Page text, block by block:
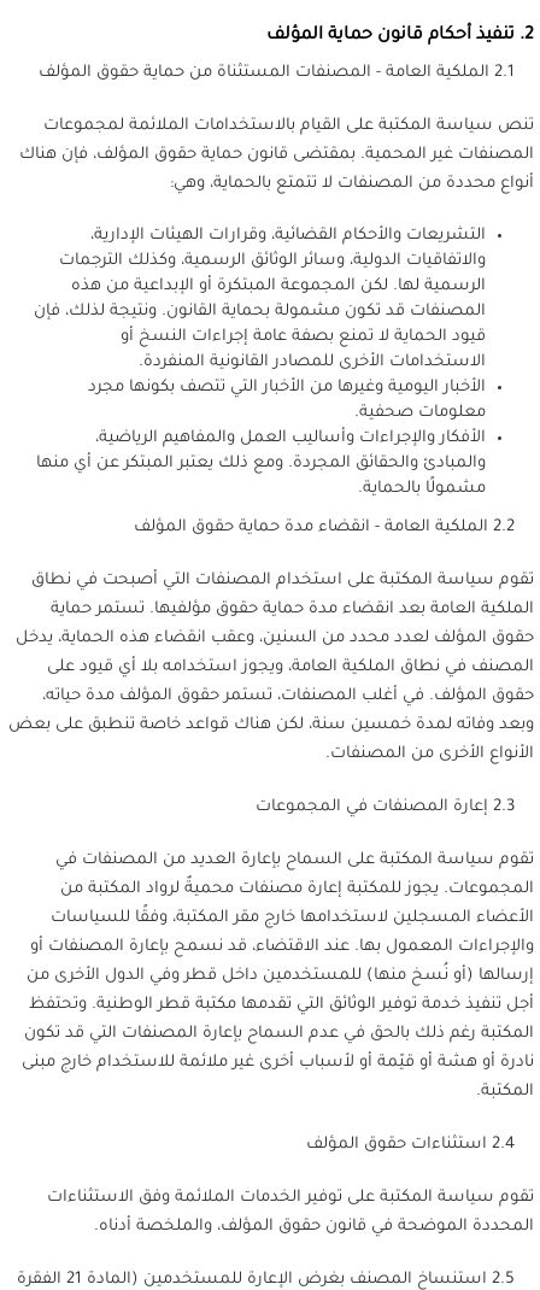
2. تنفيذ أحكام قانون حماية المؤلف
تنص سياسة المكتبة على القيام بالاستخدامات الملائمة لمجموعات
المصنفات غير المحمية. بمقتضى قانون حماية حقوق المؤلف، فإن هناك
أنواع محددة من المصنفات لا تتمتع بالحماية، وهي:
التشريعات والأحكام القضائية، وقرارات الهيئات الإدارية،
والاتفاقيات الدولية، وسائر الوثائق الرسمية، وكذلك الترجمات
الرسمية لها. لكن المجموعة المبتكرة أو الإبداعية من هذه
المصنفات قد تكون مشمولة بحماية القانون. ونتيجة لذلك، فإن
قيود الحماية لا تمنع بصفة عامة إجراءات النسخ أو
الاستخدامات الأخرى للمصادر القانونية المنفردة.
الأخبار اليومية وغيرها من الأخبار التي تتصف بكونها مجرد
معلومات صحفية.
الأفكار والإجراءات وأساليب العمل والمفاهيم الرياضية،
والمبادئ والحقائق المجردة. ومع ذلك يعتبر المبتكر عن أي منها
مشمولًا بالحماية.
تقوم سياسة المكتبة على استخدام المصنفات التي أصبحت في نطاق
الملكية العامة بعد انقضاء مدة حماية حقوق مؤلفيها. تستمر حماية
حقوق المؤلف لعدد محدد من السنين، وعقب انقضاء هذه الحماية، يدخل
المصنف في نطاق الملكية العامة، ويجوز استخدامه بلا أي قيود على
حقوق المؤلف. في أغلب المصنفات، تستمر حقوق المؤلف مدة حياته،
وبعد وفاته لمدة خمسين سنة، لكن هناك قواعد خاصة تنطبق على بعض
الأنواع الأخرى من المصنفات.
تقوم سياسة المكتبة على السماح بإعارة العديد من المصنفات في
المجموعات. يجوز للمكتبة إعارة مصنفات محميةٌ لرواد المكتبة من
الأعضاء المسجلين لاستخدامها خارج مقر المكتبة، وفقًا للسياسات
والإجراءات المعمول بها. عند الاقتضاء، قد نسمح بإعارة المصنفات أو
إرسالها (أو نُسخ منها) للمستخدمين داخل قطر وفي الدول الأخرى من
أجل تنفيذ خدمة توفير الوثائق التي تقدمها مكتبة قطر الوطنية. وتحتفظ
المكتبة رغم ذلك بالحق في عدم السماح بإعارة المصنفات التي قد تكون
نادرة أو هشة أو قيّمة أو لأسباب أخرى غير ملائمة للاستخدام خارج مبنى
المكتبة.
تقوم سياسة المكتبة على توفير الخدمات الملائمة وفق الاستثناءات
المحددة الموضحة في قانون حقوق المؤلف، والملخصة أدناه.
2.5 استنساخ المصنف بغرض الإعارة للمستخدمين (المادة 21 الفقرة